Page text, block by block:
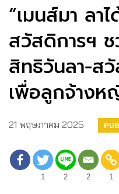
“เมนส์มา ลา
สวัสดิการฯ
สิทธิวันลา-ส
เพื่อลูกจ้าง
21 พฤษภาคม 2025
1 2 2 1